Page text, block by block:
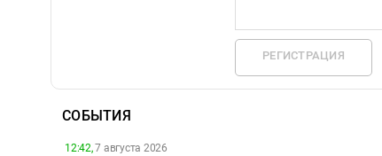
РЕГИСТРАЦИЯ
СОБЫТИЯ
12:42,7 августа 2026